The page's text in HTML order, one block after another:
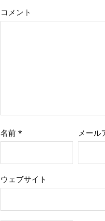
コメント
名前* メール
ウェブサイト